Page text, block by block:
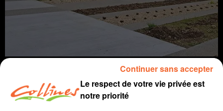
Le respect de votre vie privée est
notre priorité
Continuer sans accepter